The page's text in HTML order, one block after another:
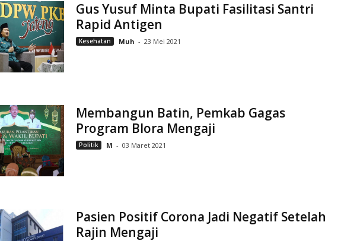
Gus Yusuf Minta Bupati Fasilitasi Santri
Rapid Antigen
Kesehatan Muh - 23 Mei 2021
Membangun Batin, Pemkab Gagas
Program Blora Mengaji
Politik M - 03 Maret 2021
Pasien Positif Corona Jadi Negatif Setelah
Rajin Mengaji